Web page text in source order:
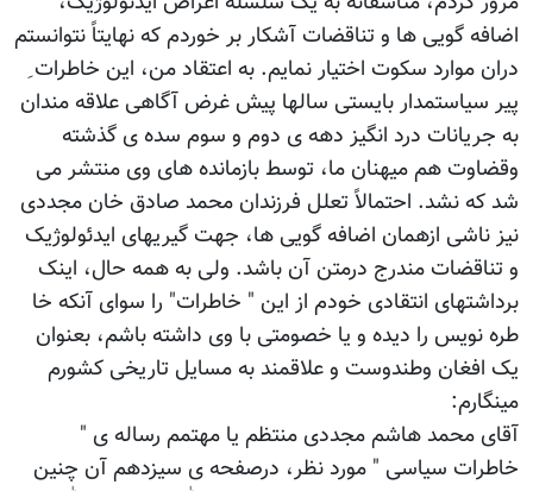
اضافه گویی ها و تناقضات آشکار بر خوردم که نهایتاً نتوانستم
دران موارد سکوت اختیار نمایم. به اعتقاد من، این خاطرات ِ
پیر سیاستمدار بایستی سالها پیش غرض آگاهی علاقه مندان
به جریانات درد انگیز دهه ی دوم و سوم سده ی گذشته
وقضاوت هم میهنان ما، توسط بازمانده های وی منتشر می
شد که نشد. احتمالاً تعلل فرزندان محمد صادق خان مجددی
نیز ناشی ازهمان اضافه گویی ها، جهت گیریهای ایدئولوژیک
و تناقضات مندرج درمتن آن باشد. ولی به همه حال، اینک
برداشتهای انتقادی خودم از این " خاطرات" را سوای آنکه خا
طره نویس را دیده و یا خصومتی با وی داشته باشم، بعنوان
یک افغان وطندوست و علاقمند به مسایل تاریخی کشورم
مینگارم:
آقای محمد هاشم مجددی منتظم یا مهتمم رساله ی "
خاطرات سیاسی " مورد نظر، درصفحه ی سیزدهم آن چنین